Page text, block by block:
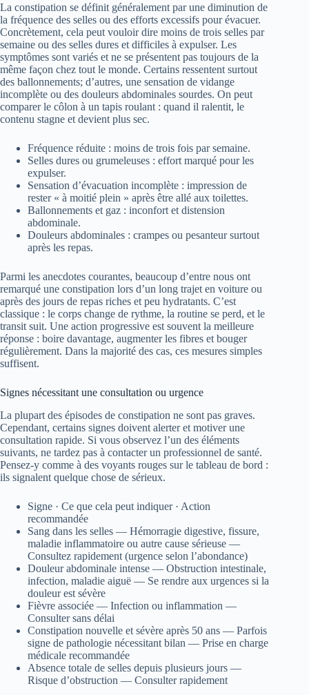
La constipation se définit généralement par une diminution de
la fréquence des selles ou des efforts excessifs pour évacuer.
Concrètement, cela peut vouloir dire moins de trois selles par
semaine ou des selles dures et difficiles à expulser. Les
symptômes sont variés et ne se présentent pas toujours de la
même façon chez tout le monde. Certains ressentent surtout
des ballonnements; d’autres, une sensation de vidange
incomplète ou des douleurs abdominales sourdes. On peut
comparer le côlon à un tapis roulant : quand il ralentit, le
contenu stagne et devient plus sec.
Fréquence réduite : moins de trois fois par semaine.
Selles dures ou grumeleuses : effort marqué pour les
expulser.
Sensation d’évacuation incomplète : impression de
rester « à moitié plein » après être allé aux toilettes.
Ballonnements et gaz : inconfort et distension
abdominale.
Douleurs abdominales : crampes ou pesanteur surtout
après les repas.
Parmi les anecdotes courantes, beaucoup d’entre nous ont
remarqué une constipation lors d’un long trajet en voiture ou
après des jours de repas riches et peu hydratants. C’est
classique : le corps change de rythme, la routine se perd, et le
transit suit. Une action progressive est souvent la meilleure
réponse : boire davantage, augmenter les fibres et bouger
régulièrement. Dans la majorité des cas, ces mesures simples
suffisent.
Signes nécessitant une consultation ou urgence
La plupart des épisodes de constipation ne sont pas graves.
Cependant, certains signes doivent alerter et motiver une
consultation rapide. Si vous observez l’un des éléments
suivants, ne tardez pas à contacter un professionnel de santé.
Pensez-y comme à des voyants rouges sur le tableau de bord :
ils signalent quelque chose de sérieux.
Signe · Ce que cela peut indiquer · Action
recommandée
Sang dans les selles — Hémorragie digestive, fissure,
maladie inflammatoire ou autre cause sérieuse —
Consultez rapidement (urgence selon l’abondance)
Douleur abdominale intense — Obstruction intestinale,
infection, maladie aiguë — Se rendre aux urgences si la
douleur est sévère
Fièvre associée — Infection ou inflammation —
Consulter sans délai
Constipation nouvelle et sévère après 50 ans — Parfois
signe de pathologie nécessitant bilan — Prise en charge
médicale recommandée
Absence totale de selles depuis plusieurs jours —
Risque d’obstruction — Consulter rapidement